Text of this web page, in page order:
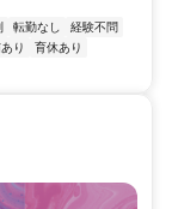
転勤なし
経験不問
り
育休あり